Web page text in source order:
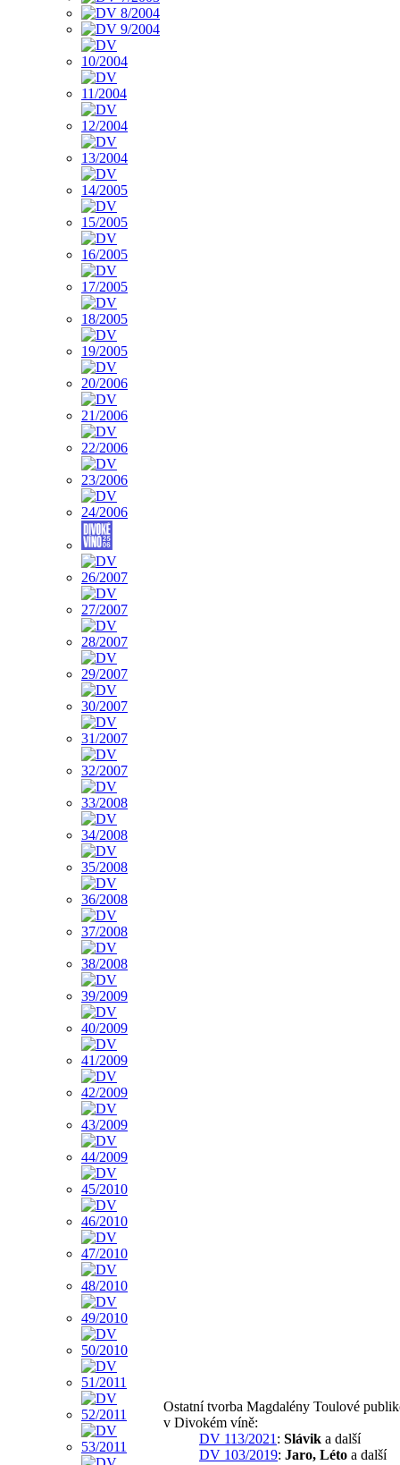
Ostatní tvorba Magdalény Toulové
v Divokém víně:
DV 113/2021 : Slávik a další
DV 103/2019: Jaro, Léto a další